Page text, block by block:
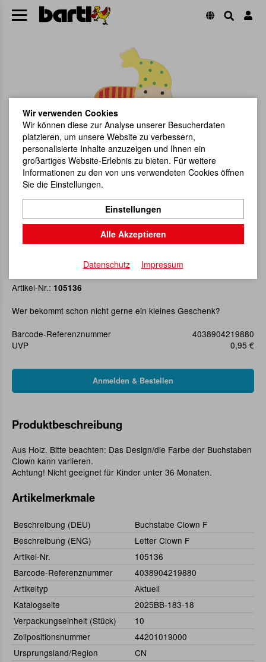
Buchstabe Clown F
Artikel-Nr.: 105136
Wer bekommt schon nicht gerne ein kleines Geschenk?
Barcode-Referenznummer
4038904219880
UVP
0,95 €
Produktbeschreibung
Aus Holz. Bitte beachten: Das Design/die Farbe der Buchstaben
Clown kann variieren.
Achtung! Nicht geeignet für Kinder unter 36 Monaten.
Artikelmerkmale
Beschreibung (DEU)
Buchstabe Clown F
Beschreibung (ENG)
Letter Clown F
Artikel-Nr.
105136
Barcode-Referenznummer
4038904219880
Artikeltyp
Aktuell
Katalogseite
2025BB-183-18
Verpackungseinheit (Stück)
10
Zollpositionsnummer
44201019000
Ursprungsland/Region
CN
Wir verwenden Cookies
Wir können diese zur Analyse unserer Besucherdaten
platzieren, um unsere Website zu verbessern,
personalisierte Inhalte anzuzeigen und Ihnen ein
großartiges Website-Erlebnis zu bieten. Für weitere
Informationen zu den von uns verwendeten Cookies öffnen
Sie die Einstellungen.
Einstellungen
Alle Akzeptieren
Datenschutz Impressum